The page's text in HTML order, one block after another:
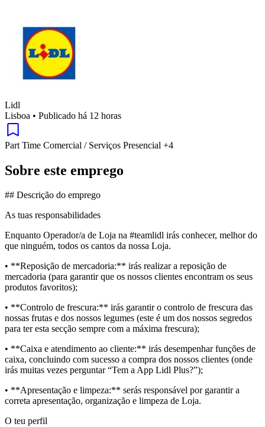
Lidl
Lisboa • Publicado há 12 horas
Part Time Comercial / Serviços Presencial +4
Sobre este emprego
## Descrição do emprego
As tuas responsabilidades
Enquanto Operador/a de Loja na #teamlidl irás conhecer, melhor do
que ninguém, todos os cantos da nossa Loja.
• **Reposição de mercadoria:** irás realizar a reposição de
mercadoria (para garantir que os nossos clientes encontram os seus
produtos favoritos);
• **Controlo de frescura:** irás garantir o controlo de frescura das
nossas frutas e dos nossos legumes (este é um dos nossos segredos
para ter esta secção sempre com a máxima frescura);
• **Caixa e atendimento ao cliente:** irás desempenhar funções de
caixa, concluindo com sucesso a compra dos nossos clientes (onde
irás muitas vezes perguntar “Tem a App Lidl Plus?”);
• **Apresentação e limpeza:** serás responsável por garantir a
correta apresentação, organização e limpeza de Loja.
O teu perfil